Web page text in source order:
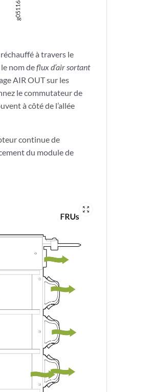
à travers le
nom deflux d’air sortant
AIR OUT sur les
le commutateur de
à côté de l’allée
continue de
du module de
zoom_out_map